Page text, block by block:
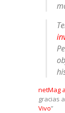
netMag
gracias
Vivo”